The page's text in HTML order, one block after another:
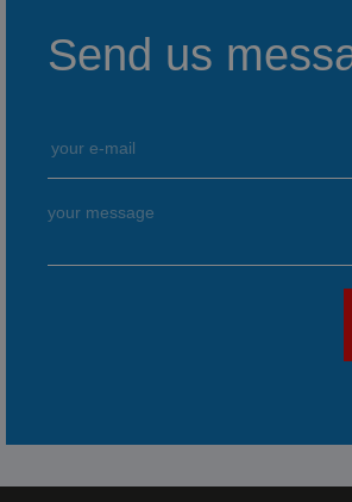
Send us